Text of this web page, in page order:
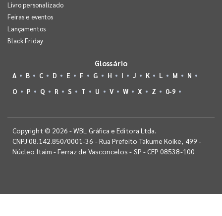
Livro personalizado
Feiras e eventos
Lançamentos
Black Friday
Glossário
A B C D E F G H I J K L M
N
O
P Q R S T U V W X Z 0-9
Copyright © 2026 - WBL Gráfica e Editora Ltda.
CNPJ 08.142.850/0001-36 - Rua Prefeito Takume Koike, 499 -
Núcleo Itaim - Ferraz de Vasconcelos - SP - CEP 08538-100